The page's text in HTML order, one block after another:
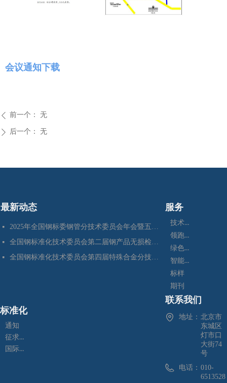
会议通知下载
ꄴ 前一个： 无
ꄲ 后一个： 无
最新动态
넷 2025年全国钢标委钢管分技术委员会年会暨五项国家标准审定会在江苏苏州成功召开
넷 全国钢标准化技术委员会第二届钢产品无损检测分技术委员会换届会暨四项标准审定会在苏州成功召开
넷 全国钢标准化技术委员会第四届特殊合金分技术委员会换届会暨七项标准预审会在昆明顺利召开
服务
技术咨询
领跑者
绿色制造
智能制造
标样
期刊
通知
征求意见
国际标准化
标准化
联系我们
地址： 北京市
东城区
灯市口
大街74
号
电话： 010-
6513528